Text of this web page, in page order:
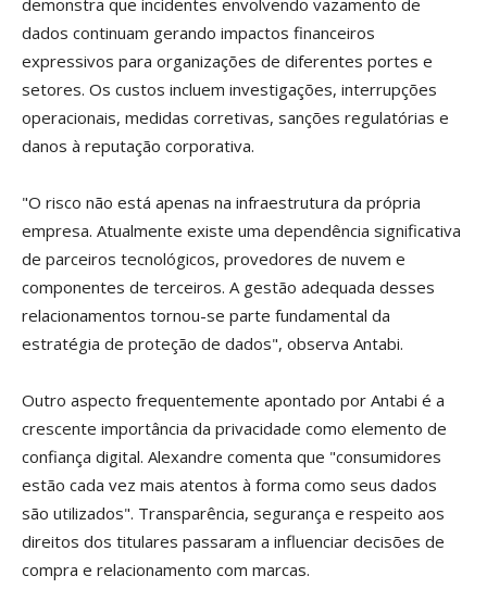
demonstra que incidentes envolvendo vazamento de
dados continuam gerando impactos financeiros
expressivos para organizações de diferentes portes e
setores. Os custos incluem investigações, interrupções
operacionais, medidas corretivas, sanções regulatórias e
danos à reputação corporativa.
"O risco não está apenas na infraestrutura da própria
empresa. Atualmente existe uma dependência significativa
de parceiros tecnológicos, provedores de nuvem e
componentes de terceiros. A gestão adequada desses
relacionamentos tornou-se parte fundamental da
estratégia de proteção de dados", observa Antabi.
Outro aspecto frequentemente apontado por Antabi é a
crescente importância da privacidade como elemento de
confiança digital. Alexandre comenta que "consumidores
estão cada vez mais atentos à forma como seus dados
são utilizados". Transparência, segurança e respeito aos
direitos dos titulares passaram a influenciar decisões de
compra e relacionamento com marcas.